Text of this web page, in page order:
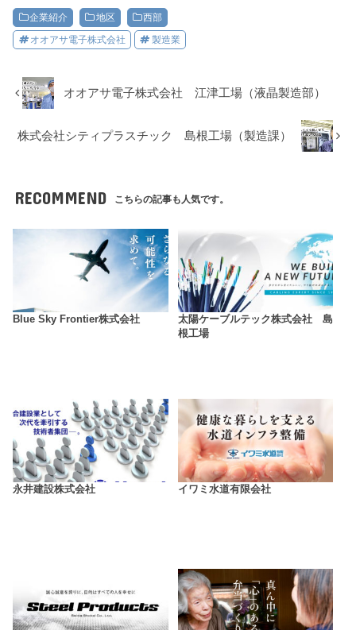
企業紹介 地区 西部
オオアサ電子株式会社 製造業
オオアサ電子株式会社 江津工場（液晶製造部）
株式会社シティプラスチック 島根工場（製造課）
RECOMMEND こちらの記事も人気です。
Blue Sky Frontier株式会社
太陽ケーブルテック株式会社 島
根工場
永井建設株式会社 イワミ水道有限会社